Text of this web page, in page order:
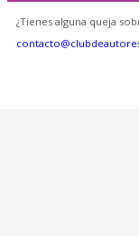
¿Tienes alguna queja